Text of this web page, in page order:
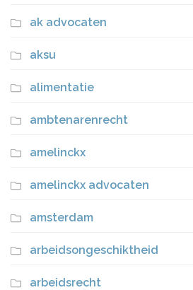
ak advocaten
aksu
alimentatie
ambtenarenrecht
amelinckx
amelinckx advocaten
amsterdam
arbeidsongeschiktheid
arbeidsrecht